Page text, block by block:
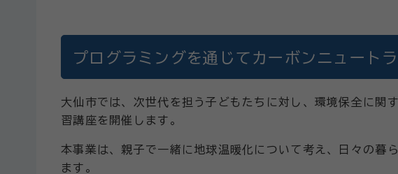
プログラミングを通じてカーボンニュート
大仙市では、次世代を担う子どもたちに対し、環境保全に関
習講座を開催します。
本事業は、親子で一緒に地球温暖化について考え、日々の暮
ます。